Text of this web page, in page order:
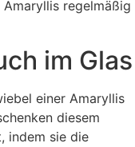
regelmäßig
im Glas
einer Amaryllis
diesem
indem sie die